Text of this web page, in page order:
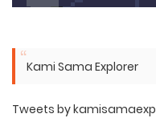
Kami Sama Explorer
Tweets by kamisamaexp